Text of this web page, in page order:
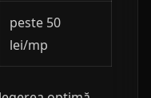
peste 50
lei/mp